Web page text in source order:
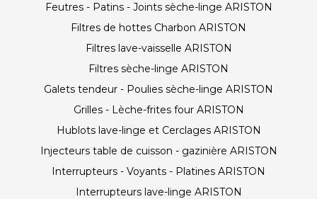
Feutres - Patins - Joints sèche-linge ARISTON
Filtres de hottes Charbon ARISTON
Filtres lave-vaisselle ARISTON
Filtres sèche-linge ARISTON
Galets tendeur - Poulies sèche-linge ARISTON
Grilles - Lèche-frites four ARISTON
Hublots lave-linge et Cerclages ARISTON
Injecteurs table de cuisson - gazinière ARISTON
Interrupteurs - Voyants - Platines ARISTON
Interrupteurs lave-linge ARISTON